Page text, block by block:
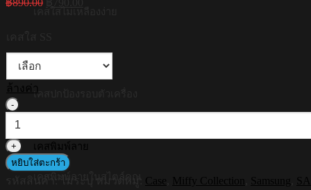
เคสซิลิโคน
เคสปกป้องรอบตัวเครื่อง
เคสพิมพ์ลาย
฿890.00
ล้างค่า
HI-
SHIELD
เคส
หยิบใส่ตะกร้า
Case Miffy Collection Samsung